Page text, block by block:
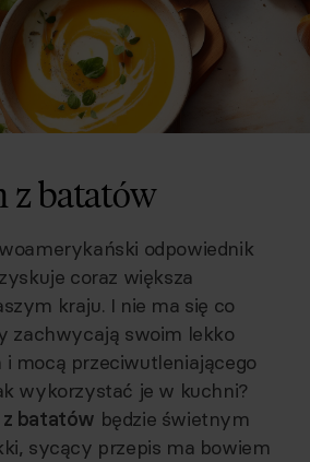
z batatów
odpowiednik
coraz większa
kraju. I nie ma się co
zachwycają swoim lekko
i mocą przeciwutleniającego
wykorzystać je w kuchni?
z batatów będzie świetnym
sycący przepis ma bowiem